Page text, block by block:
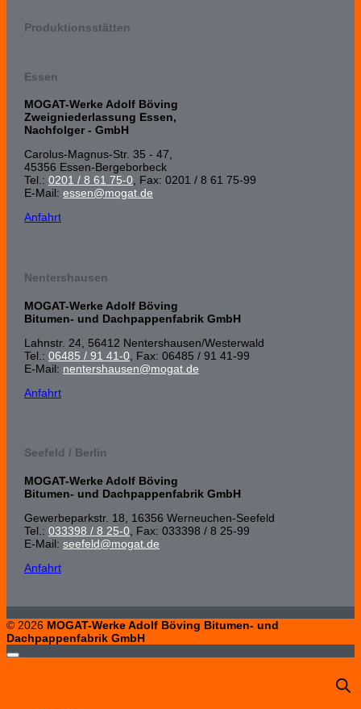
Produktionsstätten
Essen
MOGAT-Werke Adolf Böving
Zweigniederlassung Essen,
Nachfolger - GmbH
Carolus-Magnus-Str. 35 - 47,
45356 Essen-Bergeborbeck
Tel.: 0201 / 8 61 75-0, Fax: 0201 / 8 61 75-99
E-Mail: essen@mogat.de
Anfahrt
Nentershausen
MOGAT-Werke Adolf Böving
Bitumen- und Dachpappenfabrik GmbH
Lahnstr. 24, 56412 Nenters­hausen/Wester­wald
Tel.: 06485 / 91 41-0 , Fax: 06485 / 91 41-99
E-Mail: nentershausen@mogat.de
Anfahrt
Seefeld / Berlin
MOGAT-Werke Adolf Böving
Bitumen- und Dachpappenfabrik GmbH
Gewerbeparkstr. 18, 16356 Werneuchen-Seefeld
Tel.: 033398 / 8 25-0 , Fax: 033398 / 8 25-99
E-Mail: seefeld@mogat.de
Anfahrt
© 2026 MOGAT-Werke Adolf Böving Bitumen- und
Dachpappenfabrik GmbH